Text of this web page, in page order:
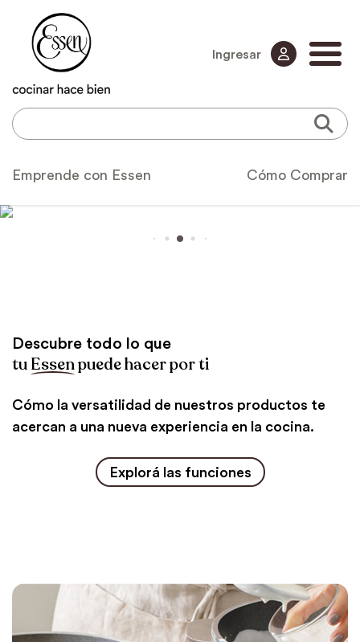
Ingresar
Emprende con Essen Cómo Comprar
Descubre todo lo que
tuEssenpuede hacer por ti
Cómo la versatilidad de nuestros productos te
acercan a una nueva experiencia en la cocina.
Explorá las funciones